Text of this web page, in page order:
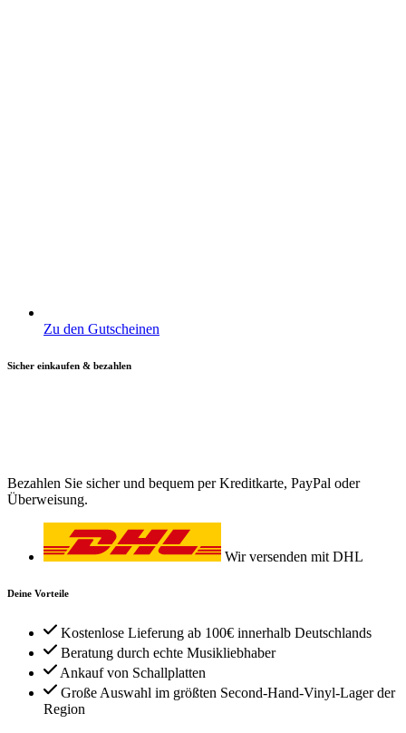
Zu den Gutscheinen
Sicher einkaufen & bezahlen
Bezahlen Sie sicher und bequem per Kreditkarte, PayPal oder
Überweisung.
Wir versenden mit DHL
Deine Vorteile
Kostenlose Lieferung ab 100€ innerhalb Deutschlands
Beratung durch echte Musikliebhaber
Ankauf von Schallplatten
Große Auswahl im größten Second-Hand-Vinyl-Lager der
Region